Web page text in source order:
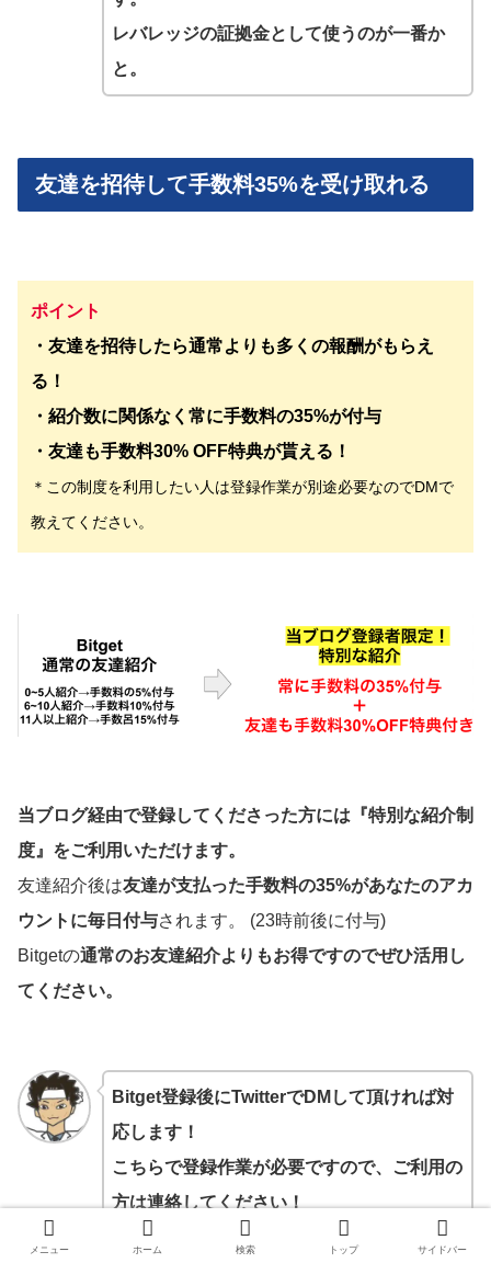
レバレッジの証拠金として使うのが一番か
と。
友達を招待して手数料35%を受け取れる
ポイント
・友達を招待したら通常よりも多くの報酬がもらえ
る！
・紹介数に関係なく常に手数料の35%が付与
・友達も手数料30% OFF特典が貰える！
＊この制度を利用したい人は登録作業が別途必要なのでDMで
教えてください。
当ブログ経由で登録してくださった方には『特別な紹介制
度』をご利用いただけます。
友達紹介後は友達が支払った手数料の35%があなたのアカ
ウントに毎日付与されます。 (23時前後に付与)
Bitgetの通常のお友達紹介よりもお得ですのでぜひ活用し
てください。
Bitget登録後にTwitterでDMして頂ければ対
応します！
こちらで登録作業が必要ですので、ご利用の
方は連絡してください！
TwitterでDMする！
メニュー ホーム 検索 トップ サイドバー